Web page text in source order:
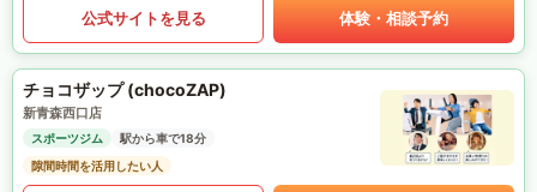
公式サイトを見る 体験・相談予約
チョコザップ (chocoZAP)
新青森西口店
スポーツジム
駅から車で18分
隙間時間を活用したい人